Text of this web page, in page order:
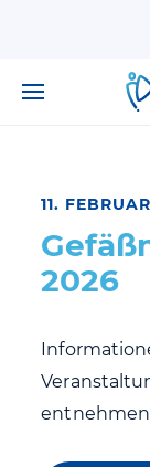
11.
2026
entnehmen